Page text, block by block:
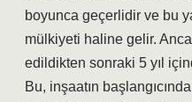
boyunca geçerlidir ve bu
mülkiyeti haline gelir.
edildikten sonraki 5 yıl
Bu, inşaatın